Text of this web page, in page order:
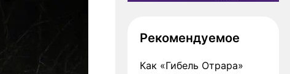
Рекомендуемое
Как «Гибель Отрара»